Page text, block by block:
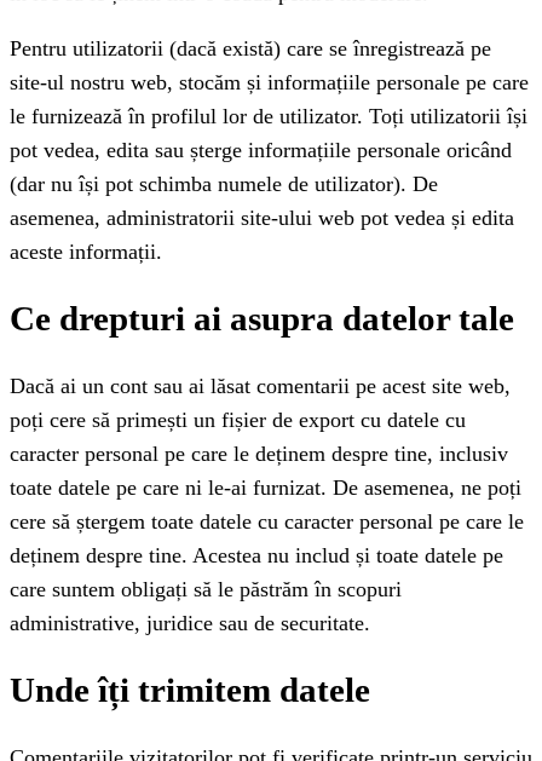
Pentru utilizatorii (dacă există) care se înregistrează pe
site-ul nostru web, stocăm și informațiile personale pe care
le furnizează în profilul lor de utilizator. Toți utilizatorii își
pot vedea, edita sau șterge informațiile personale oricând
(dar nu își pot schimba numele de utilizator). De
asemenea, administratorii site-ului web pot vedea și edita
aceste informații.
Ce drepturi ai asupra datelor tale
Dacă ai un cont sau ai lăsat comentarii pe acest site web,
poți cere să primești un fișier de export cu datele cu
caracter personal pe care le deținem despre tine, inclusiv
toate datele pe care ni le-ai furnizat. De asemenea, ne poți
cere să ștergem toate datele cu caracter personal pe care le
deținem despre tine. Acestea nu includ și toate datele pe
care suntem obligați să le păstrăm în scopuri
administrative, juridice sau de securitate.
Unde îți trimitem datele